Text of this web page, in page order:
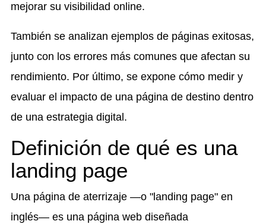
mejorar su visibilidad online.
También se analizan ejemplos de páginas exitosas,
junto con los errores más comunes que afectan su
rendimiento. Por último, se expone cómo medir y
evaluar el impacto de una página de destino dentro
de una estrategia digital.
Definición de qué es una
landing page
Una página de aterrizaje —o "landing page" en
inglés— es una página web diseñada